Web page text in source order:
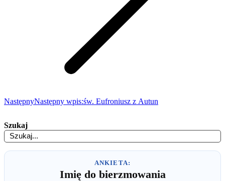
NastępnyNastępny wpis:św. Eufroniusz z Autun
Szukaj
ANKIETA:
Imię do bierzmowania